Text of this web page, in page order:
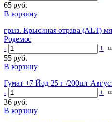
65 руб.
В корзину
грыз. Крысиная отрава (ALT)
Родемос
-
+
55 руб.
В корзину
Гумат +7 Йод 25 г /200шт
-
+
36 руб.
В корзину